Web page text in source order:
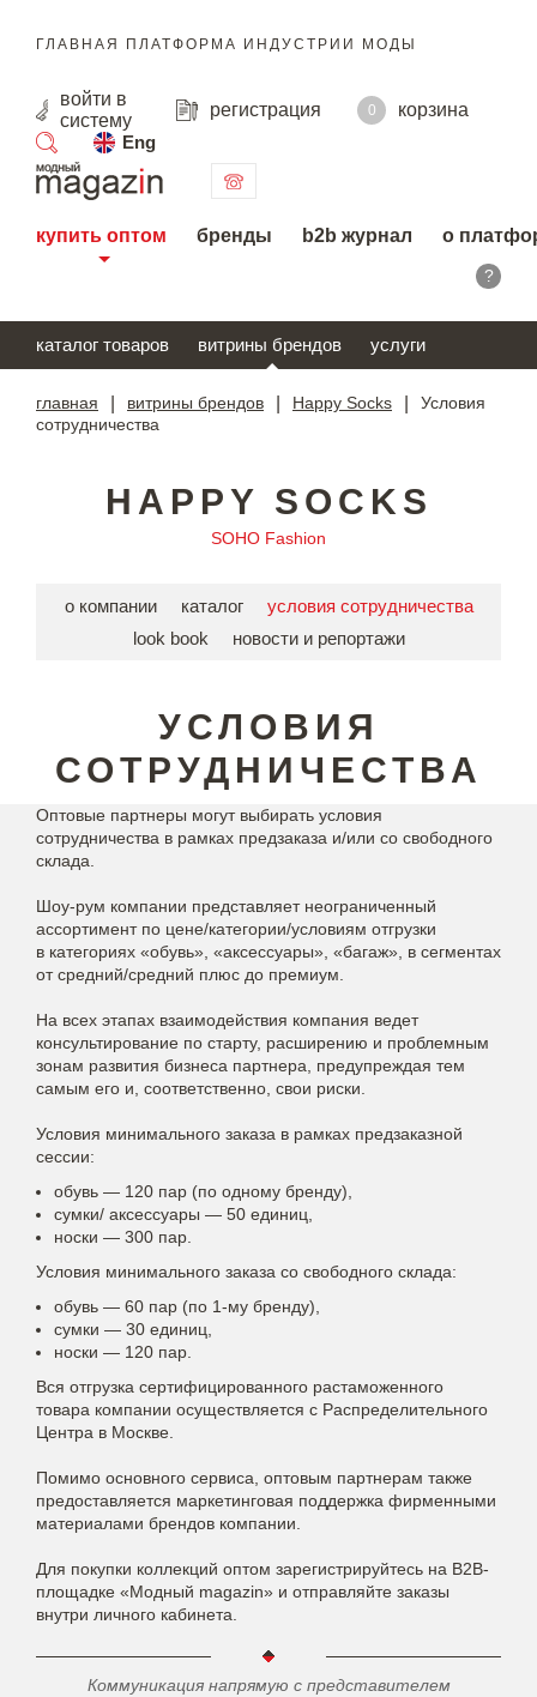
ГЛАВНАЯ ПЛАТФОРМА ИНДУСТРИИ МОДЫ
войти в
систему
регистрация 0
корзина
Eng
поиск
купить оптом бренды b2b журнал о
?
каталог товаров витрины брендов услуги
главная витрины брендов Happy Socks
Условия
сотрудничества
HAPPY SOCKS
SOHO Fashion
о компании каталог
условия сотрудничества
look book
новости и репортажи
УСЛОВИЯ
СОТРУДНИЧЕСТВА
Оптовые партнеры могут выбирать условия
сотрудничества в рамках предзаказа и/или со свободного
склада.
Шоу-рум компании представляет неограниченный
ассортимент по цене/категории/условиям отгрузки
в категориях «обувь», «аксессуары», «багаж», в сегментах
от средний/средний плюс до премиум.
На всех этапах взаимодействия компания ведет
консультирование по старту, расширению и проблемным
зонам развития бизнеса партнера, предупреждая тем
самым его и, соответственно, свои риски.
Условия минимального заказа в рамках предзаказной
сессии:
обувь — 120 пар (по одному бренду),
сумки/ аксессуары — 50 единиц,
носки — 300 пар.
Условия минимального заказа со свободного склада:
обувь — 60 пар (по 1-му бренду),
сумки — 30 единиц,
носки — 120 пар.
Вся отгрузка сертифицированного растаможенного
товара компании осуществляется с Распределительного
Центра в Москве.
Помимо основного сервиса, оптовым партнерам также
предоставляется маркетинговая поддержка фирменными
материалами брендов компании.
Для покупки коллекций оптом зарегистрируйтесь на B2B-
площадке «Модный magazin» и отправляйте заказы
внутри личного кабинета.
Коммуникация напрямую с представителем